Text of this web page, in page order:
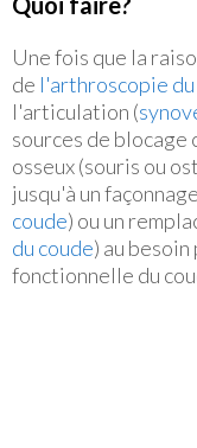
Une fois que la
de l'arthroscopie du
l'articulation (
sources de blocage
osseux (souris ou
jusqu'à un
coude) ou un
du coude) au
fonctionnelle du